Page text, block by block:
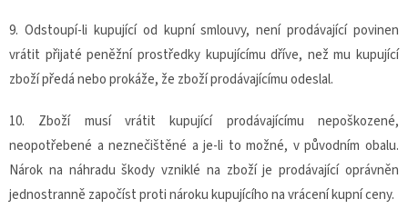
9. Odstoupí-li kupující od kupní smlouvy, není prodávající povinen
vrátit přijaté peněžní prostředky kupujícímu dříve, než mu kupující
zboží předá nebo prokáže, že zboží prodávajícímu odeslal.
10. Zboží musí vrátit kupující prodávajícímu nepoškozené,
neopotřebené a neznečištěné a je-li to možné, v původním obalu.
Nárok na náhradu škody vzniklé na zboží je prodávající oprávněn
jednostranně započíst proti nároku kupujícího na vrácení kupní ceny.